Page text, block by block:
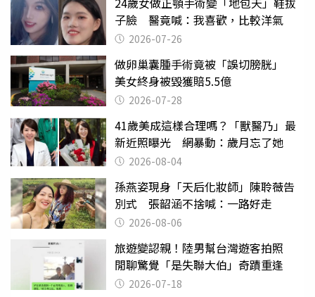
子臉 醫竟喊：我喜歡，比較洋氣
2026-07-26
做卵巢囊腫手術竟被「誤切膀胱」
美女終身被毀獲賠5.5億
2026-07-28
41歲美成這樣合理嗎？「獸醫乃」最
新近照曝光 網暴動：歲月忘了她
2026-08-04
孫燕姿現身「天后化妝師」陳聆薇告
別式 張韶涵不捨喊：一路好走
2026-08-06
旅遊變認親！陸男幫台灣遊客拍照
閒聊驚覺「是失聯大伯」奇蹟重逢
2026-07-18